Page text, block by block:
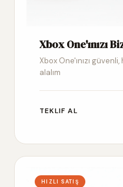
Xbox One'ınızı
Xbox One'ınızı
alalım
TEKLIF AL
HIZLI SATIŞ